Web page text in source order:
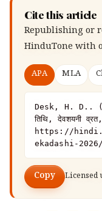
Cite this article
Republishing or
HinduTone with
APA MLA
Desk, H. D..
तिथि, देवशयनी
https://
ekadashi-2026/
Copy Licensed